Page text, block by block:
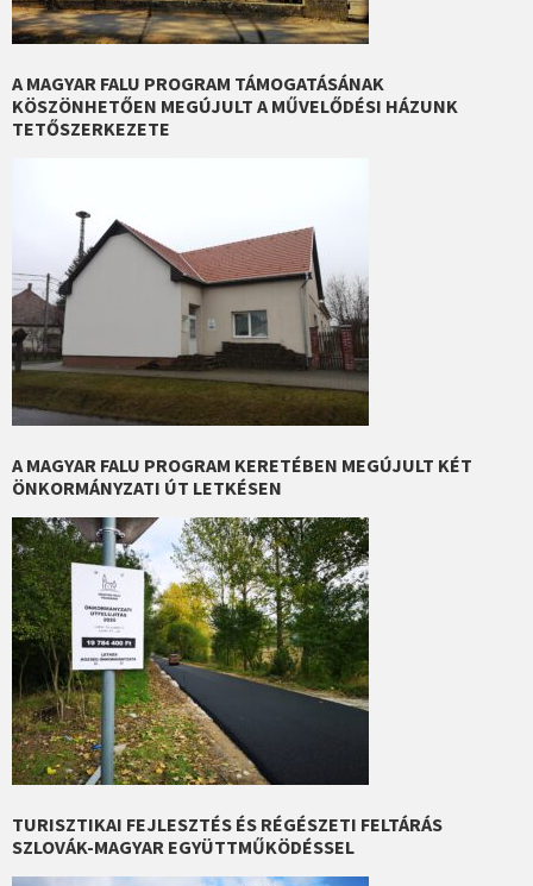
A MAGYAR FALU PROGRAM TÁMOGATÁSÁNAK
KÖSZÖNHETŐEN MEGÚJULT A MŰVELŐDÉSI HÁZUNK
TETŐSZERKEZETE
A MAGYAR FALU PROGRAM KERETÉBEN MEGÚJULT KÉT
ÖNKORMÁNYZATI ÚT LETKÉSEN
TURISZTIKAI FEJLESZTÉS ÉS RÉGÉSZETI FELTÁRÁS
SZLOVÁK-MAGYAR EGYÜTTMŰKÖDÉSSEL